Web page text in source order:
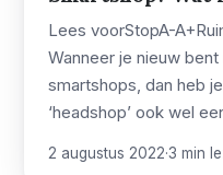
Lees voorStopA-
Wanneer je nieuw
smartshops, dan heb
‘headshop’ ook wel
2 augustus 2022·3 min